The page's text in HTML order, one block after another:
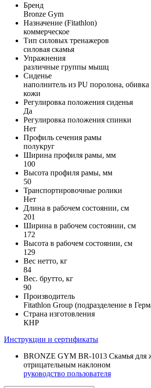
Бренд
Bronze Gym
Назначение (Fitathlon)
коммерческое
Тип силовых тренажеров
силовая скамья
Упражнения
различные группы мышц
Сиденье
наполнитель из PU поролона, обивка
кожи
Регулировка положения сиденья
Да
Регулировка положения спинки
Нет
Профиль сечения рамы
полукруг
Ширина профиля рамы, мм
100
Высота профиля рамы, мм
50
Транспортировочные ролики
Нет
Длина в рабочем состоянии, см
201
Ширина в рабочем состоянии, см
172
Высота в рабочем состоянии, см
129
Вес нетто, кг
84
Вес. брутто, кг
90
Производитель
Fitathlon Group (подразделение в
Страна изготовления
КНР
Инструкции и сертификаты
BRONZE GYM BR-1013 Скамья для
отрицательным наклоном
руководство пользователя